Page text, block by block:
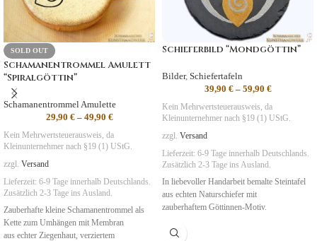
SOLD OUT
Schamanentrommel Amulett
“Spiralgöttin”
Schamanentrommel Amulette
29,90 €– 49,90 €
Kein Mehrwertsteuerausweis, da
Kleinunternehmer nach §19 (1) UStG.
zzgl. Versand
Lieferzeit: 6-9 Tage innerhalb Deutschlands.
Zusätzlich 2-3 Tage ins Ausland.
Zauberhafte kleine Schamanentrommel als
Kette zum Umhängen mit Membran
aus echter Ziegenhaut, verziertem
Schieferbild “Mondgöttin”
Bilder, Schiefertafeln
39,90 €– 59,90 €
Kein Mehrwertsteuerausweis, da
Kleinunternehmer nach §19 (1) UStG.
zzgl. Versand
Lieferzeit: 6-9 Tage innerhalb Deutschlands.
Zusätzlich 2-3 Tage ins Ausland.
In liebevoller Handarbeit bemalte Steintafel
aus echten Naturschiefer mit
zauberhaftem Göttinnen-Motiv.